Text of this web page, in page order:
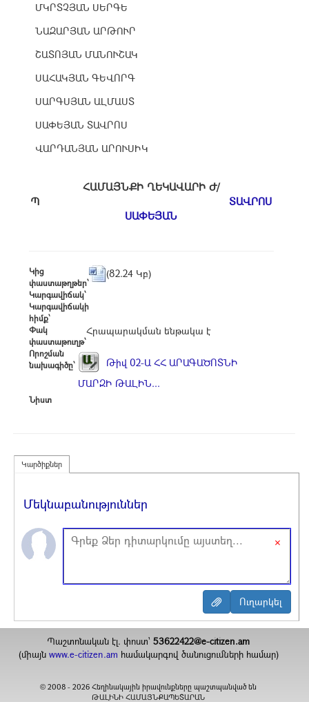
ՄԿՐՏՉՅԱՆ ՍԵՐԳԵ
ՆԱԶԱՐՅԱՆ ԱՐԹՈՒՐ
ՇԱՏՈՅԱՆ ՄԱՆՈՒՇԱԿ
ՍԱՀԱԿՅԱՆ ԳԵՎՈՐԳ
ՍԱՐԳՍՅԱՆ ԱԼՄԱՍՏ
ՍԱՓԵՅԱՆ ՏԱՎՐՈՍ
ՎԱՐԴԱՆՅԱՆ ԱՐՈՒՍԻԿ
ՀԱՄԱՅՆՔԻ ՂԵԿԱՎԱՐԻ Ժ/
Պ
ՏԱՎՐՈՍ
ՍԱՓԵՅԱՆ
Կից
փաստաթղթեր՝
(82.24 Կբ)
Կարգավիճակ՝
Կարգավիճակի
հիմք՝
Փակ
փաստաթուղթ՝
Հրապարակման ենթակա է
Որոշման
նախագիծը՝
Թիվ 02-Ա ՀՀ ԱՐԱԳԱԾՈՏՆԻ
ՄԱՐԶԻ ԹԱԼԻՆ...
Նիստ
Կարծիքներ
Մեկնաբանություններ
×
Պաշտոնական էլ. փոստ`53622422@e-citizen.am
(միայն www.e-citizen.am համակարգով ծանուցումների համար)
© 2008 -2026 Հեղինակային իրավունքները պաշտպանված են
ԹԱԼԻՆԻ ՀԱՄԱՅՆՔԱՊԵՏԱՐԱՆ